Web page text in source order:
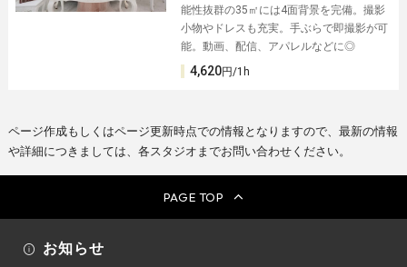
能性抜群の35㎡には4面背景を完備。撮影
小物やドレスも充実。手ぶらで即撮影が可
能。動画、配信、アパレルなどに◎
4,620円/1h
ページ作成もしくはページ更新時点での情報となりますので、最新の情報
や詳細につきましては、各スタジオまでお問い合わせください。
PAGE TOP
お知らせ